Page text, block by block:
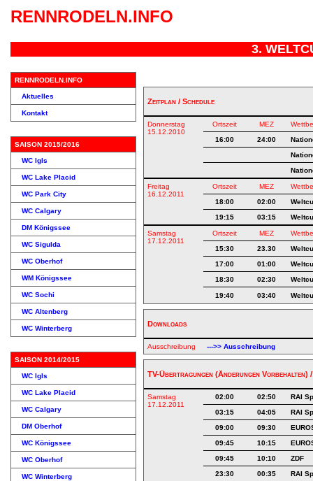
RENNRODELN.INFO
3.
RENNRODELN.INFO
Aktuelles
Kontakt
SAISON 2015/2016
WC Igls
WC Lake Placid
WC Park City
WC Calgary
DM Königssee
WC Sigulda
WC Oberhof
WM Königssee
WC Sochi
WC Altenberg
WC Winterberg
SAISON 2014/2015
WC Igls
WC Lake Placid
WC Calgary
DM Oberhof
WC Königssee
WC Oberhof
WC Winterberg
Zeitplan / Schedule
Donnerstag
15.12.2010
Ortszeit MEZ
16:00
24:00
Freitag
16.12.2011
Ortszeit MEZ
18:00
02:00
19:15
03:15
Samstag
17.12.2011
Ortszeit MEZ
15:30
23.30
17:00
01:00
18:30
02:30
19:40 03:40
Downloads
Ausschreibung --->> Ausschreibung
TV-Übertragungen (Änderungen Vorbehalten)
Samstag
17.12.2011
02:00 02:50
RAI
03:15
04:05
RAI
09:00
09:30
09:45
10:15
09:45
10:10
ZDF
23:30
00:35
RAI